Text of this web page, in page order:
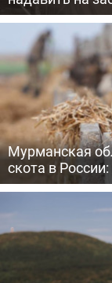
Мурманская
скота в